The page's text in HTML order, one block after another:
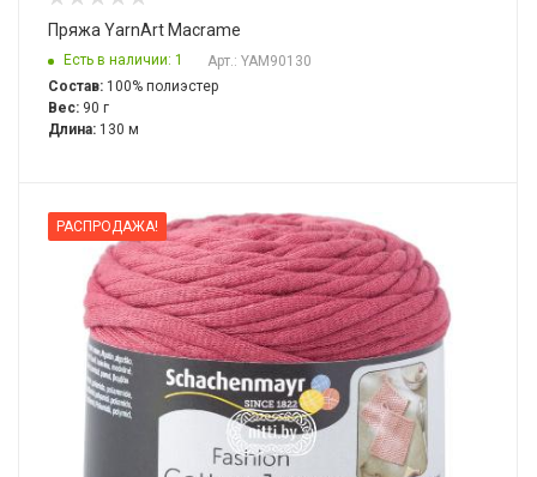
Пряжа YarnArt Macrame
Есть в наличии: 1
Арт.: YAM90130
Состав: 100% полиэстер
Вес: 90 г
Длина: 130 м
РАСПРОДАЖА!